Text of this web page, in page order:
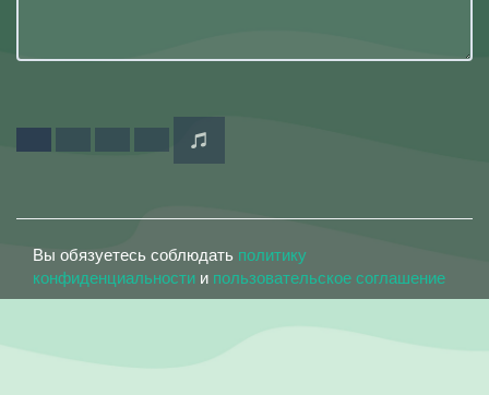
Вы обязуетесь соблюдать политику
конфиденциальности и пользовательское соглашение